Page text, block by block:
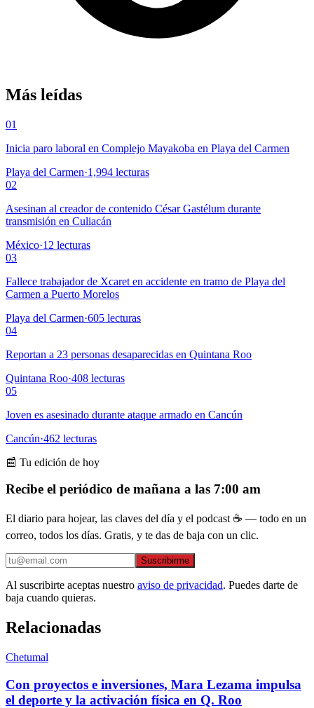
Más leídas
01
Inicia paro laboral en Complejo Mayakoba en Playa del Carmen
Playa del Carmen·1,994 lecturas
02
Asesinan al creador de contenido César Gastélum durante
transmisión en Culiacán
México·12 lecturas
03
Fallece trabajador de Xcaret en accidente en tramo de Playa del
Carmen a Puerto Morelos
Playa del Carmen·605 lecturas
04
Reportan a 23 personas desaparecidas en Quintana Roo
Quintana Roo·408 lecturas
05
Joven es asesinado durante ataque armado en Cancún
Cancún·462 lecturas
📰 Tu edición de hoy
Recibe el periódico de mañana a las 7:00 am
El diario para hojear, las claves del día y el podcast ☕ — todo en un
correo, todos los días. Gratis, y te das de baja con un clic.
Suscribirme
Al suscribirte aceptas nuestro aviso de privacidad. Puedes darte de
baja cuando quieras.
Relacionadas
Chetumal
Con proyectos e inversiones, Mara Lezama impulsa
el deporte y la activación física en Q. Roo